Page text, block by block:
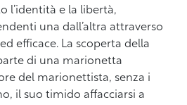
l’identità e la libertà,
una dall’altra attraverso
efficace. La scoperta della
di una marionetta
del marionettista, senza i
il suo timido affacciarsi a